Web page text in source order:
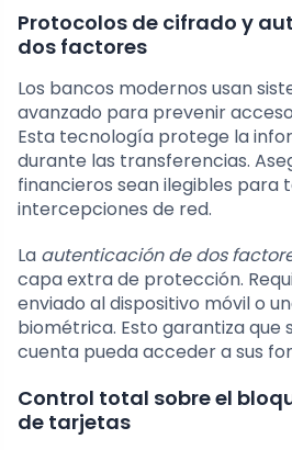
Protocolos de cifrado y
dos factores
Los bancos modernos usan
avanzado para prevenir
Esta tecnología protege la
durante las transferencias.
financieros sean ilegibles para
intercepciones de red.
La autenticación de dos
capa extra de protección.
enviado al dispositivo móvil o
biométrica. Esto garantiza que
cuenta pueda acceder a sus
Control total sobre el
de tarjetas